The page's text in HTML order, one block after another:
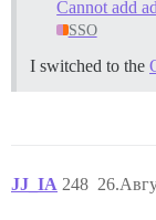
Cannot add
SSO
I switched to the
JJ_IA 248